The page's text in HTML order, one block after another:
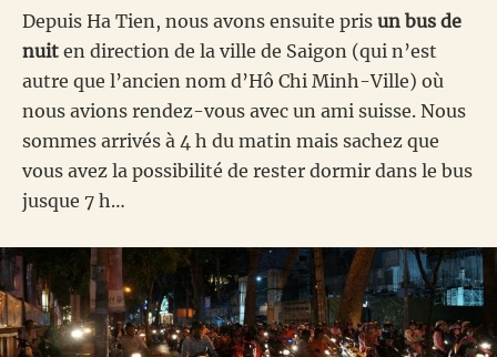
Depuis Ha Tien, nous avons ensuite pris un bus de
nuit en direction de la ville de Saigon (qui n’est
autre que l’ancien nom d’Hô Chi Minh-Ville) où
nous avions rendez-vous avec un ami suisse. Nous
sommes arrivés à 4 h du matin mais sachez que
vous avez la possibilité de rester dormir dans le bus
jusque 7 h…